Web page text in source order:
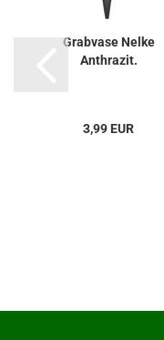
Grabvase Nelke
Anthrazit.
3,99 EUR